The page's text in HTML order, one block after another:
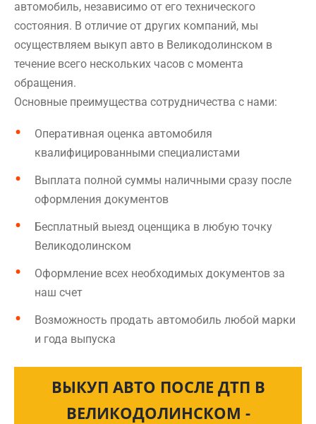
автомобиль, независимо от его технического
состояния. В отличие от других компаний, мы
осуществляем выкуп авто в Великодолинском в
течение всего нескольких часов с момента
обращения.
Основные преимущества сотрудничества с нами:
Оперативная оценка автомобиля
квалифицированными специалистами
Выплата полной суммы наличными сразу после
оформления документов
Бесплатный выезд оценщика в любую точку
Великодолинском
Оформление всех необходимых документов за
наш счет
Возможность продать автомобиль любой марки
и года выпуска
ВЫКУП АВТО ПОСЛЕ ДТП В
ВЕЛИКОДОЛИНСКОМ -